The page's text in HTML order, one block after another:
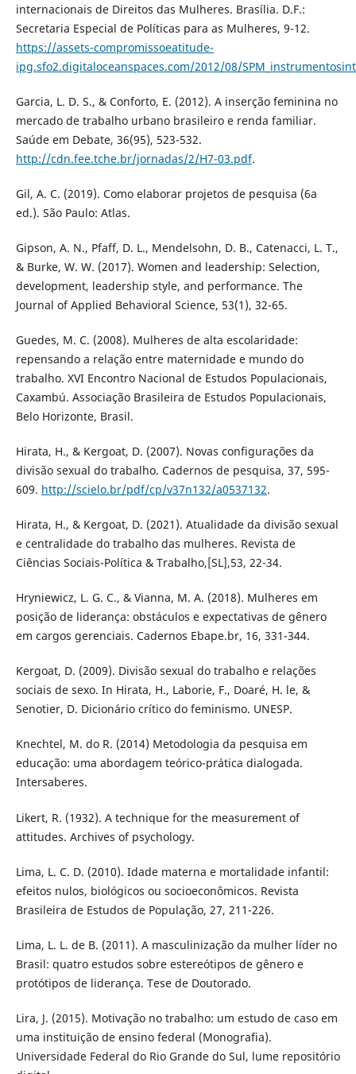
internacionais de Direitos das Mulheres. Brasília. D.F.:
Secretaria Especial de Políticas para as Mulheres, 9-12.
https://assets-compromissoeatitude-
ipg.sfo2.digitaloceanspaces.com/2012/08/
Garcia, L. D. S., & Conforto, E. (2012). A inserção feminina no
mercado de trabalho urbano brasileiro e renda familiar.
Saúde em Debate, 36(95), 523-532.
http://cdn.fee.tche.br/jornadas/2/H7-03.pdf.
Gil, A. C. (2019). Como elaborar projetos de pesquisa (6a
ed.). São Paulo: Atlas.
Gipson, A. N., Pfaff, D. L., Mendelsohn, D. B., Catenacci, L. T.,
& Burke, W. W. (2017). Women and leadership: Selection,
development, leadership style, and performance. The
Journal of Applied Behavioral Science, 53(1), 32-65.
Guedes, M. C. (2008). Mulheres de alta escolaridade:
repensando a relação entre maternidade e mundo do
trabalho. XVI Encontro Nacional de Estudos Populacionais,
Caxambú. Associação Brasileira de Estudos Populacionais,
Belo Horizonte, Brasil.
Hirata, H., & Kergoat, D. (2007). Novas configurações da
divisão sexual do trabalho. Cadernos de pesquisa, 37, 595-
609. http://scielo.br/pdf/cp/v37n132/a0537132.
Hirata, H., & Kergoat, D. (2021). Atualidade da divisão sexual
e centralidade do trabalho das mulheres. Revista de
Ciências Sociais-Política & Trabalho,[SL],53, 22-34.
Hryniewicz, L. G. C., & Vianna, M. A. (2018). Mulheres em
posição de liderança: obstáculos e expectativas de gênero
em cargos gerenciais. Cadernos Ebape.br, 16, 331-344.
Kergoat, D. (2009). Divisão sexual do trabalho e relações
sociais de sexo. In Hirata, H., Laborie, F., Doaré, H. le, &
Senotier, D. Dicionário crítico do feminismo. UNESP.
Knechtel, M. do R. (2014) Metodologia da pesquisa em
educação: uma abordagem teórico-prática dialogada.
Intersaberes.
Likert, R. (1932). A technique for the measurement of
attitudes. Archives of psychology.
Lima, L. C. D. (2010). Idade materna e mortalidade infantil:
efeitos nulos, biológicos ou socioeconômicos. Revista
Brasileira de Estudos de População, 27, 211-226.
Lima, L. L. de B. (2011). A masculinização da mulher líder no
Brasil: quatro estudos sobre estereótipos de gênero e
protótipos de liderança. Tese de Doutorado.
Lira, J. (2015). Motivação no trabalho: um estudo de caso em
uma instituição de ensino federal (Monografia).
Universidade Federal do Rio Grande do Sul, lume repositório